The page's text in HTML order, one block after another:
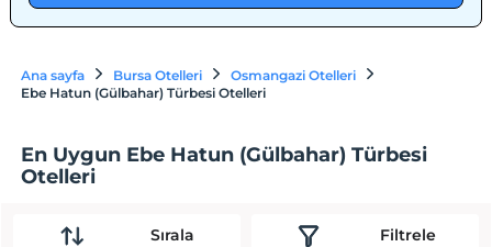
Ana sayfa Bursa Otelleri
Osmangazi Otelleri
Ebe Hatun (Gülbahar) Türbesi Otelleri
En Uygun Ebe Hatun (Gülbahar) Türbesi
Otelleri
Sırala Filtrele